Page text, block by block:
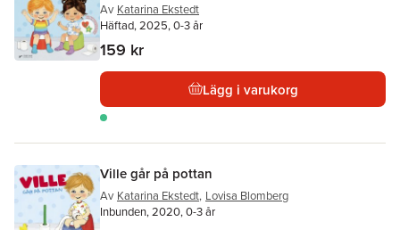
Av Katarina Ekstedt
Häftad, 2025, 0-3 år
159 kr
Lägg i varukorg
Ville går på pottan
Av Katarina Ekstedt, Lovisa Blomberg
Inbunden, 2020, 0-3 år